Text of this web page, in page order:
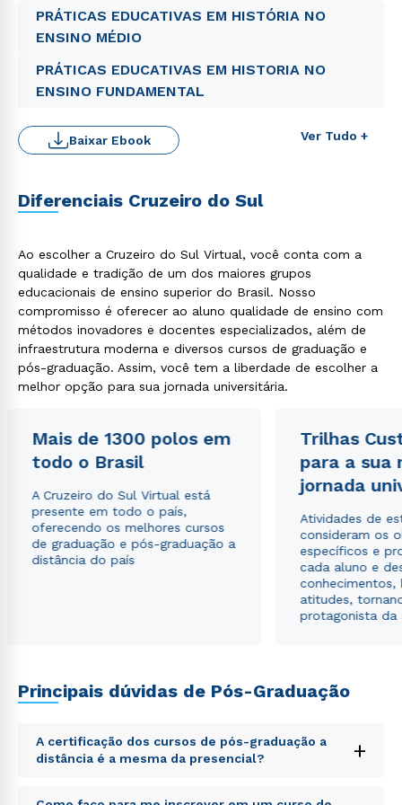
PRÁTICAS EDUCATIVAS EM HISTÓRIA NO
ENSINO MÉDIO
PRÁTICAS EDUCATIVAS EM HISTORIA NO
ENSINO FUNDAMENTAL
Ver Tudo +
Baixar Ebook
Diferenciais Cruzeiro do Sul
Ao escolher a Cruzeiro do Sul Virtual, você conta com a
qualidade e tradição de um dos maiores grupos
educacionais de ensino superior do Brasil. Nosso
compromisso é oferecer ao aluno qualidade de ensino com
métodos inovadores e docentes especializados, além de
infraestrutura moderna e diversos cursos de graduação e
pós-graduação. Assim, você tem a liberdade de escolher a
melhor opção para sua jornada universitária.
Mais de 1300 polos em
todo o Brasil
A Cruzeiro do Sul Virtual está
presente em todo o país,
oferecendo os melhores cursos
de graduação e pós-graduação a
distância do país
Trilhas
para a sua
jornada
Atividades de
consideram os
específicos e
cada aluno e
conhecimentos,
atitudes,
protagonista da
Principais dúvidas de Pós-Graduação
A certificação dos cursos de pós-graduação a
distância é a mesma da presencial?
+
Sed ut perspiciatis unde omnis iste natus error sit
Rápido e fácil
WhatsApp
ou
Estou de acordo com a
autorizo que meus dados sejam utilizados para o